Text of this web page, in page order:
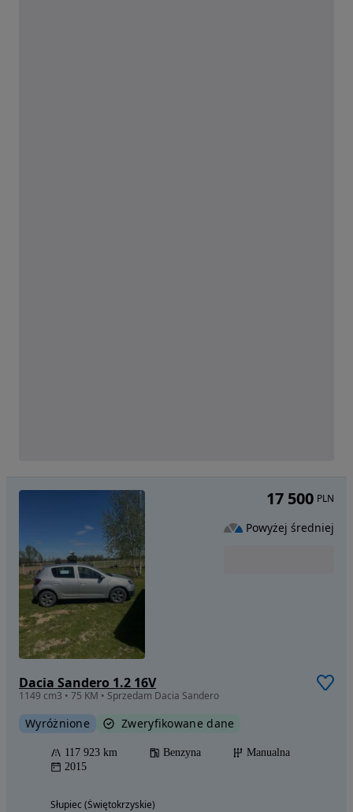
Dacia Sandero 1.2 16V
1149 cm3 • 75 KM • Sprzedam Dacia Sandero
Wyróżnione Zweryfikowane dane
117 923 km Benzyna
Manualna
2015
Słupiec (Świętokrzyskie)
17 500 PLN
Powyżej średniej